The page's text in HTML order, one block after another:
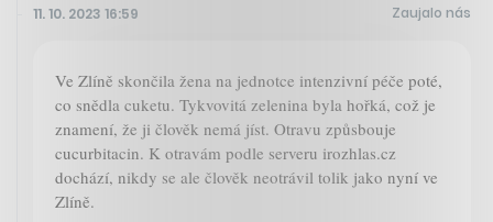
11. 10. 2023 16:59 Zaujalo nás
Ve Zlíně skončila žena na jednotce intenzivní péče poté,
co snědla cuketu. Tykvovitá zelenina byla hořká, což je
znamení, že ji člověk nemá jíst. Otravu způsbouje
cucurbitacin. K otravám podle serveru irozhlas.cz
dochází, nikdy se ale člověk neotrávil tolik jako nyní ve
Zlíně.